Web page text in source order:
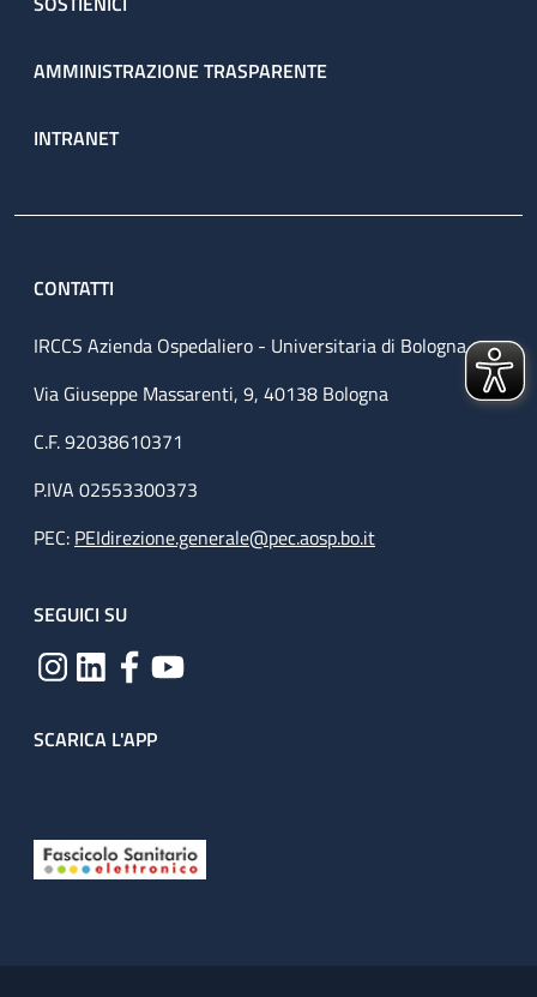
AMMINISTRAZIONE TRASPARENTE
INTRANET
CONTATTI
IRCCS Azienda Ospedaliero - Universitaria di Bologna
Via Giuseppe Massarenti, 9, 40138 Bologna
C.F. 92038610371
P.IVA 02553300373
PEC: PEIdirezione.generale@pec.aosp.bo.it
SEGUICI SU
SCARICA L'APP